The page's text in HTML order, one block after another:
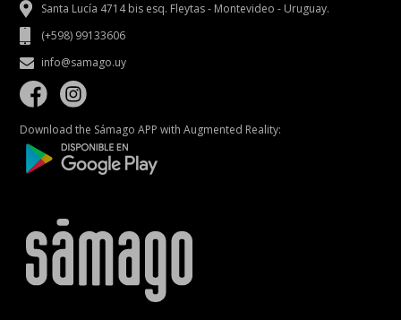
Santa Lucía 4714 bis esq. Fleytas - Montevideo - Uruguay.
(+598) 99133606
info@samago.uy
Download the Sámago APP with Augmented Reality: